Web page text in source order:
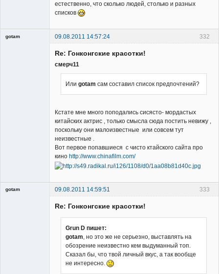
естественно, что сколько людей, столько и разных
списков
332
gotam
09.08.2011 14:57:24
Re: Гонконгские красотки!
смерч11
Или gotam сам составил список предпочтений?
Кстате мне много поподались сисясто- мордастых
китайских актрис , только смысла сюда постить невижу ,
поскольку они малоизвестные или совсем тут
неизвестные .
Вот первое попавшиеся с чисто ктайского сайта про
кино http://www.chinafilm.com/
333
gotam
09.08.2011 14:59:51
Re: Гонконгские красотки!
Grun D пишет:
gotam, но это же не серьезно, выставлять на
обозрение неизвестно кем выдуманный топ.
Сказал бы, что твой личный вкус, а так вообще
не интересно.